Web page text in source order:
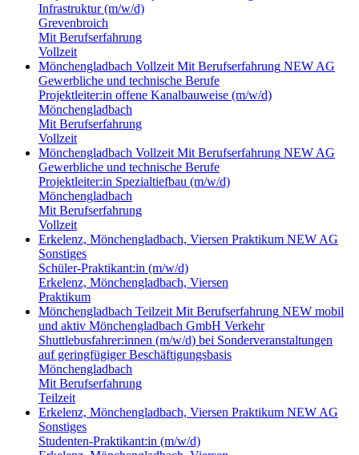
Infrastruktur (m/w/d)
Grevenbroich
Mit Berufserfahrung
Vollzeit
Mönchengladbach Vollzeit Mit Berufserfahrung NEW AG
Gewerbliche und technische Berufe
Projektleiter:in offene Kanalbauweise (m/w/d)
Mönchengladbach
Mit Berufserfahrung
Vollzeit
Mönchengladbach Vollzeit Mit Berufserfahrung NEW AG
Gewerbliche und technische Berufe
Projektleiter:in Spezialtiefbau (m/w/d)
Mönchengladbach
Mit Berufserfahrung
Vollzeit
Erkelenz, Mönchengladbach, Viersen Praktikum NEW AG
Sonstiges
Schüler-Praktikant:in (m/w/d)
Erkelenz, Mönchengladbach, Viersen
Praktikum
Mönchengladbach Teilzeit Mit Berufserfahrung NEW mobil
und aktiv Mönchengladbach GmbH Verkehr
Shuttlebusfahrer:innen (m/w/d) bei Sonderveranstaltungen
auf geringfügiger Beschäftigungsbasis
Mönchengladbach
Mit Berufserfahrung
Teilzeit
Erkelenz, Mönchengladbach, Viersen Praktikum NEW AG
Sonstiges
Studenten-Praktikant:in (m/w/d)